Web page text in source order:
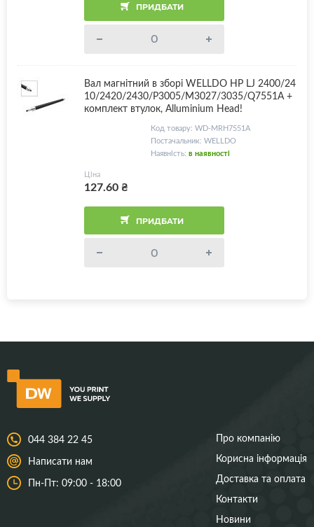
ПРИДБАТИ
Вал магнітний в зборі WELLDO HP LJ 2400/24
10/2420/2430/P3005/M3027/3035/Q7551A +
комплект втулок, Alluminium Head!
Код товару: WD-MRH7551A
Постачальник: WELLDO
Наявність: в наявності
Ціна
127.60₴
ПРИДБАТИ
044 384 22 45
Написати нам
Пн-Пт: 09:00 - 18:00
Про компанію
Корисна інформація
Доставка та оплата
Контакти
Новини